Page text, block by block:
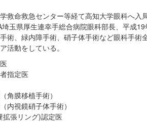
救命救急センター等経て高知大学眼科へ
玉県厚生連幸手総合病院眼科部長、平成
術、緑内障手術、硝子体手術など眼科手術全
活動をしている。
指定医
角膜移植手術）
内視鏡硝子体手術）
拡張リング)認定医